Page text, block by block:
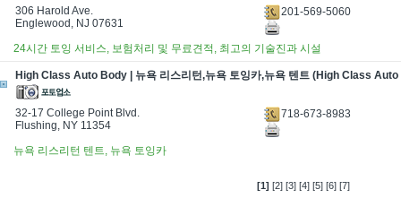
306 Harold Ave.
Englewood, NJ 07631
201-569-5060
24시간 토잉 서비스, 보험처리 및 무료견적, 최고의 기술진과 시설
High Class Auto Body | 뉴욕 리스리턴,뉴욕 토잉카,뉴욕 텐트 (High Class
32-17 College Point Blvd.
Flushing, NY 11354
718-673-8983
뉴욕 리스리턴 텐트, 뉴욕 토잉카
[1] [2] [3] [4] [5] [6] [7]